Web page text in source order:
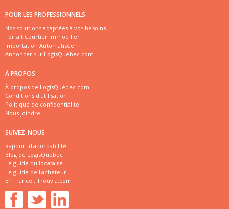
POUR LES PROFESSIONNELS
Nos solutions adaptées à vos besoins
Forfait Courtier Immobilier
Importation Automatisée
Annoncer sur LogisQuébec.com
À PROPOS
À propos de LogisQuébec.com
Conditions d'utilisation
Politique de confidentialité
Nous joindre
SUIVEZ-NOUS
Rapport d'abordabilité
Blog de LogisQuébec
Le guide du locataire
Le guide de l'acheteur
En France : Trouvia.com